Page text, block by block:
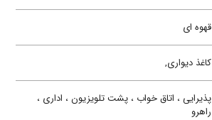
قهوه ای
کاغذ دیواری,
پذیرایی ، اتاق خواب ، پشت تلویزیون ، اداری ،
راهرو